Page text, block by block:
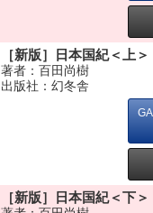
［新版］日本国紀＜上＞
著者：百田尚樹
出版社：幻冬舎
［新版］日本国紀＜下＞